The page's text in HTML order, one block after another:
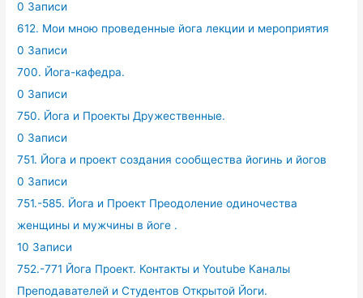
0 Записи
612. Мои мною проведенные йога лекции и мероприятия
0 Записи
700. Йога-кафедра.
0 Записи
750. Йога и Проекты Дружественные.
0 Записи
751. Йога и проект создания сообщества йогинь и йогов
0 Записи
751.-585. Йога и Проект Преодоление одиночества
женщины и мужчины в йоге .
10 Записи
752.-771 Йога Проект. Контакты и Youtube Каналы
Преподавателей и Студентов Открытой Йоги.